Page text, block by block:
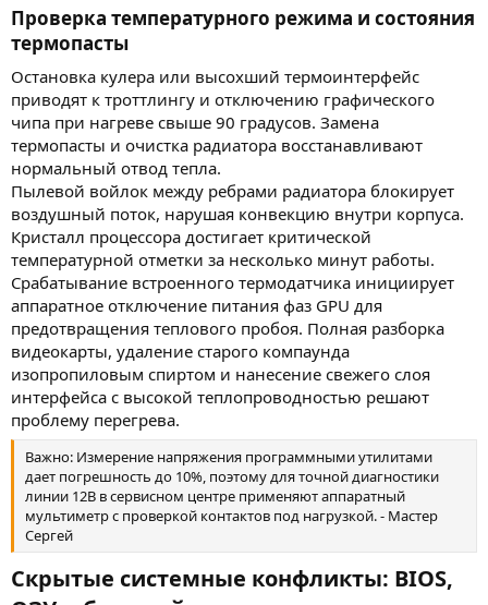
Проверка температурного режима и состояния
термопасты​
Остановка кулера или высохший термоинтерфейс
приводят к троттлингу и отключению графического
чипа при нагреве свыше 90 градусов. Замена
термопасты и очистка радиатора восстанавливают
нормальный отвод тепла.
Пылевой войлок между ребрами радиатора блокирует
воздушный поток, нарушая конвекцию внутри корпуса.
Кристалл процессора достигает критической
температурной отметки за несколько минут работы.
Срабатывание встроенного термодатчика инициирует
аппаратное отключение питания фаз GPU для
предотвращения теплового пробоя. Полная разборка
видеокарты, удаление старого компаунда
изопропиловым спиртом и нанесение свежего слоя
интерфейса с высокой теплопроводностью решают
проблему перегрева.
Важно: Измерение напряжения программными утилитами
дает погрешность до 10%, поэтому для точной диагностики
линии 12В в сервисном центре применяют аппаратный
мультиметр с проверкой контактов под нагрузкой. - Мастер
Сергей
Скрытые системные конфликты: BIOS,